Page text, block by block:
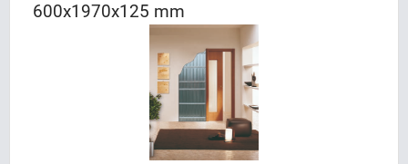
600x1970x125 mm